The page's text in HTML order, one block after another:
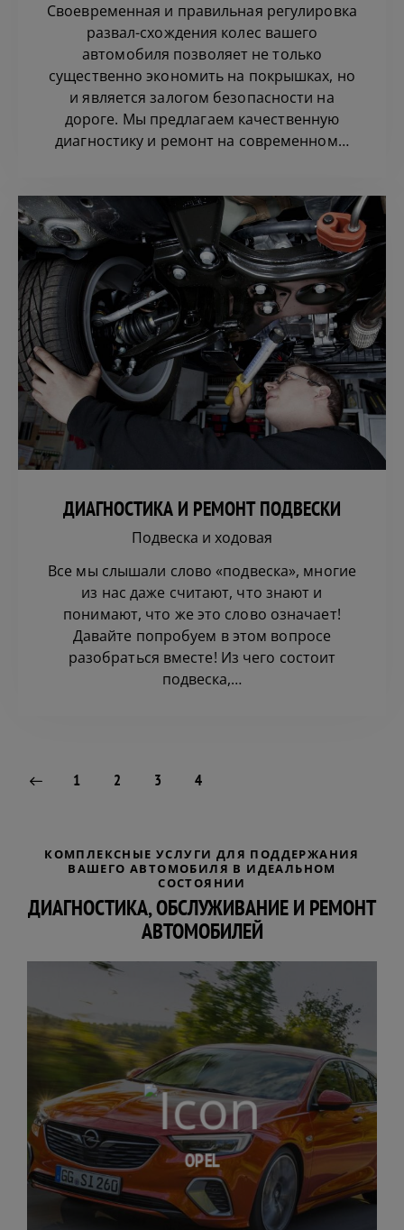
Своевременная и правильная регулировка
развал-схождения колес вашего
автомобиля позволяет не только
существенно экономить на покрышках, но
и является залогом безопасности на
дороге. Мы предлагаем качественную
диагностику и ремонт на современном…
ДИАГНОСТИКА И РЕМОНТ ПОДВЕСКИ
Подвеска и ходовая
Все мы слышали слово «подвеска», многие
из нас даже считают, что знают и
понимают, что же это слово означает!
Давайте попробуем в этом вопросе
разобраться вместе! Из чего состоит
подвеска,…
1 2 3 4
КОМПЛЕКСНЫЕ УСЛУГИ ДЛЯ ПОДДЕРЖАНИЯ
ВАШЕГО АВТОМОБИЛЯ В ИДЕАЛЬНОМ
СОСТОЯНИИ
ДИАГНОСТИКА, ОБСЛУЖИВАНИЕ И РЕМОНТ
АВТОМОБИЛЕЙ
OPEL